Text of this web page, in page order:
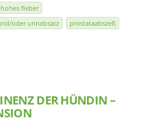
hohes fieber
oder urinabsatz
prostataabszeß
DER HÜNDIN –